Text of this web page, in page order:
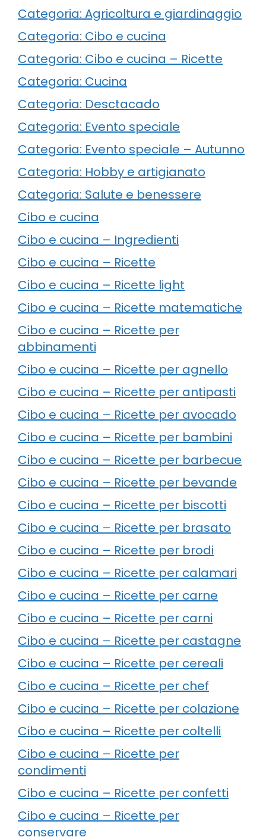
Categoria: Agricoltura e giardinaggio
Categoria: Cibo e cucina
Categoria: Cibo e cucina – Ricette
Categoria: Cucina
Categoria: Desctacado
Categoria: Evento speciale
Categoria: Evento speciale – Autunno
Categoria: Hobby e artigianato
Categoria: Salute e benessere
Cibo e cucina
Cibo e cucina – Ingredienti
Cibo e cucina – Ricette
Cibo e cucina – Ricette light
Cibo e cucina – Ricette matematiche
Cibo e cucina – Ricette per
abbinamenti
Cibo e cucina – Ricette per agnello
Cibo e cucina – Ricette per antipasti
Cibo e cucina – Ricette per avocado
Cibo e cucina – Ricette per bambini
Cibo e cucina – Ricette per barbecue
Cibo e cucina – Ricette per bevande
Cibo e cucina – Ricette per biscotti
Cibo e cucina – Ricette per brasato
Cibo e cucina – Ricette per brodi
Cibo e cucina – Ricette per calamari
Cibo e cucina – Ricette per carne
Cibo e cucina – Ricette per carni
Cibo e cucina – Ricette per castagne
Cibo e cucina – Ricette per cereali
Cibo e cucina – Ricette per chef
Cibo e cucina – Ricette per colazione
Cibo e cucina – Ricette per coltelli
Cibo e cucina – Ricette per
condimenti
Cibo e cucina – Ricette per confetti
Cibo e cucina – Ricette per
conservare